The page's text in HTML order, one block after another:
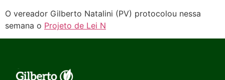
O vereador Gilberto Natalini (PV) protocolou nessa
semana o Projeto de Lei N